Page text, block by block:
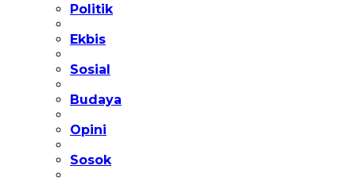
Politik
Ekbis
Sosial
Budaya
Opini
Sosok